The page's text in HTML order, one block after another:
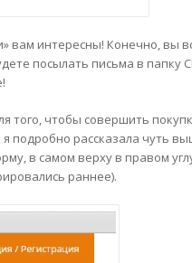
вам интересны! Конечно, вы
посылать письма в папку
того, чтобы совершить
подробно рассказала чуть
в самом верху в правом
раннее).